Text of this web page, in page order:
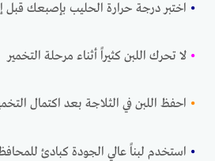
• اختبر درجة حرارة الحليب بإصبعك قبل
• لا تحرك اللبن كثيراً أثناء مرحلة التخمير
• احفظ اللبن في الثلاجة بعد اكتمال
• استخدم لبناً عالي الجودة كبادئ